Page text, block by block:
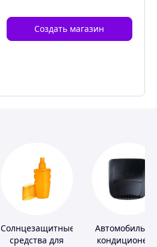
Создать магазин
Солнцезащитные
средства для